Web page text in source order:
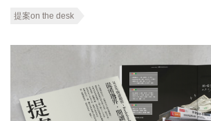
提案on the desk